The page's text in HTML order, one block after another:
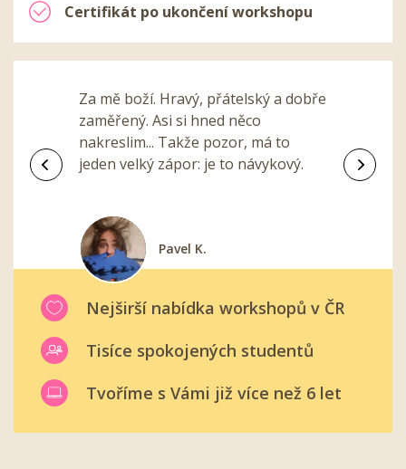
Certifikát po ukončení workshopu
Předchozí Další
Za mě boží. Hravý, přátelský a dobře
zaměřený. Asi si hned něco
nakreslim... Takže pozor, má to
jeden velký zápor: je to návykový.
Pavel K.
Barbora T.
Eliška A.
Miroslav S.
Zuzka N.
Nejširší nabídka workshopů v ČR
Tisíce spokojených studentů
Tvoříme s Vámi již více než 6 let